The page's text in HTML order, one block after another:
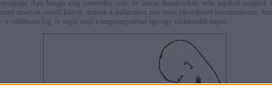
Apa hangja még ismeretlen neki, de lassan hozzászokik, erős zajoktól megijed,
amolyan zenélő kütyüt, aminek a dallamához már most elkezdheted hozzászoktatni.
is emlékezni fog, és segíti majd a megnyugvásban egy-egy zaklatottabb napon.